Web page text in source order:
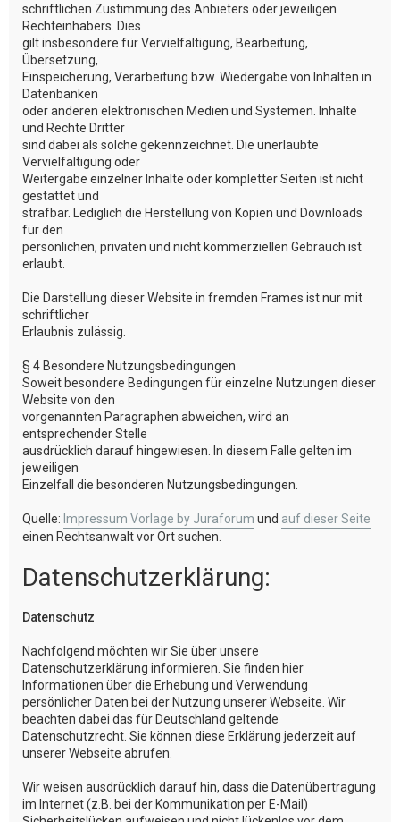
schriftlichen Zustimmung des Anbieters oder jeweiligen
Rechteinhabers. Dies
gilt insbesondere für Vervielfältigung, Bearbeitung,
Übersetzung,
Einspeicherung, Verarbeitung bzw. Wiedergabe von Inhalten in
Datenbanken
oder anderen elektronischen Medien und Systemen. Inhalte
und Rechte Dritter
sind dabei als solche gekennzeichnet. Die unerlaubte
Vervielfältigung oder
Weitergabe einzelner Inhalte oder kompletter Seiten ist nicht
gestattet und
strafbar. Lediglich die Herstellung von Kopien und Downloads
für den
persönlichen, privaten und nicht kommerziellen Gebrauch ist
erlaubt.
Die Darstellung dieser Website in fremden Frames ist nur mit
schriftlicher
Erlaubnis zulässig.
§ 4 Besondere Nutzungsbedingungen
Soweit besondere Bedingungen für einzelne Nutzungen dieser
Website von den
vorgenannten Paragraphen abweichen, wird an
entsprechender Stelle
ausdrücklich darauf hingewiesen. In diesem Falle gelten im
jeweiligen
Einzelfall die besonderen Nutzungsbedingungen.
Quelle: Impressum Vorlage by Juraforum und auf dieser Seite
einen Rechtsanwalt vor Ort suchen.
Datenschutzerklärung:
Datenschutz
Nachfolgend möchten wir Sie über unsere
Datenschutzerklärung informieren. Sie finden hier
Informationen über die Erhebung und Verwendung
persönlicher Daten bei der Nutzung unserer Webseite. Wir
beachten dabei das für Deutschland geltende
Datenschutzrecht. Sie können diese Erklärung jederzeit auf
unserer Webseite abrufen.
Wir weisen ausdrücklich darauf hin, dass die Datenübertragung
im Internet (z.B. bei der Kommunikation per E-Mail)